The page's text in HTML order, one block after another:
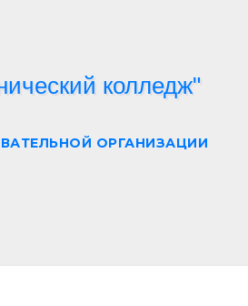
ОРГАНИЗАЦИИ